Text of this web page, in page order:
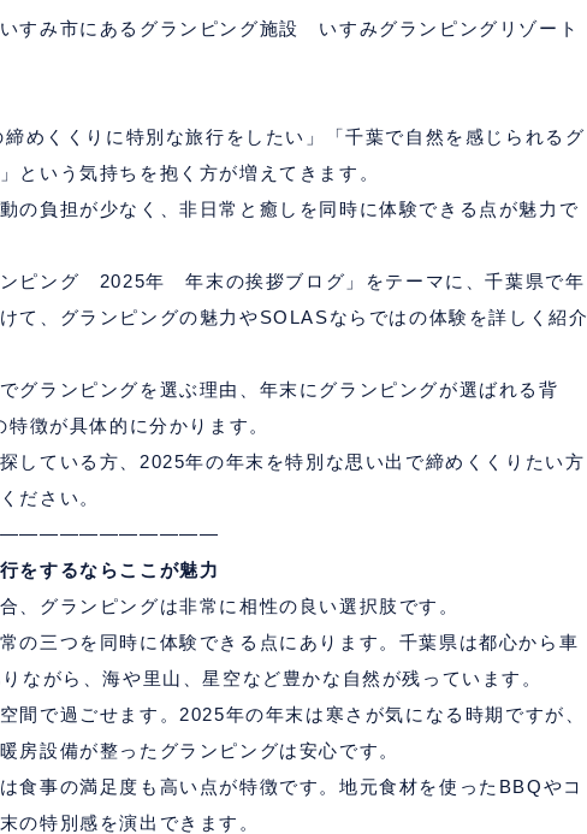
すみ市にあるグランピング施設 いすみグランピングリゾート
締めくくりに特別な旅行をしたい」「千葉で自然を感じられるグ
という気持ちを抱く方が増えてきます。
の負担が少なく、非日常と癒しを同時に体験できる点が魅力で
ピング 2025年 年末の挨拶ブログ」をテーマに、千葉県で年
て、グランピングの魅力やSOLASならではの体験を詳しく紹介
グランピングを選ぶ理由、年末にグランピングが選ばれる背
特徴が具体的に分かります。
している方、 2025年の年末を特別な思い出で締めくくりたい方
ださい。
をするならここが魅力
、グランピングは非常に相性の良い選択肢です。
の三つを同時に体験できる点にあります。千葉県は都心から車
ながら、海や里山、星空など豊かな自然が残っています。
間で過ごせます。 2025年の年末は寒さが気になる時期ですが、
房設備が整ったグランピングは安心です。
食事の満足度も高い点が特徴です。地元食材を使った BBQやコ
の特別感を演出できます。